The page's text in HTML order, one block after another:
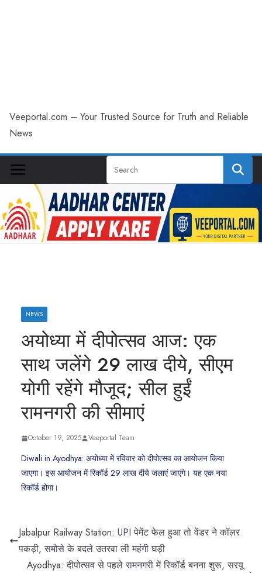
Veeportal.com – Your Trusted Source for Truth and Reliable
News
NEWS
अयोध्या में दीपोत्सव आज: एक
साथ जलेंगे 29 लाख दीये, सीएम
योगी रहेंगे मौजूद; सील हुईं
रामनगरी की सीमाएं
October 19, 2025 Veeportal Team
Diwali in Ayodhya: अयोध्या में रविवार को दीपोत्सव का आयोजन किया
जाएगा। इस आयोजन में रिकॉर्ड 29 लाख दीये जलाएं जाएंगे। यह एक नया
रिकॉर्ड होगा।
Jabalpur Railway Station: UPI पेमेंट फेल हुआ तो वेंडर ने कॉलर
पकड़ी, समोसे के बदले उतरवा ली महंगी घड़ी
Ayodhya: दीपोत्सव से पहले रामनगरी में रिकॉर्ड बनना शुरू, सरयू